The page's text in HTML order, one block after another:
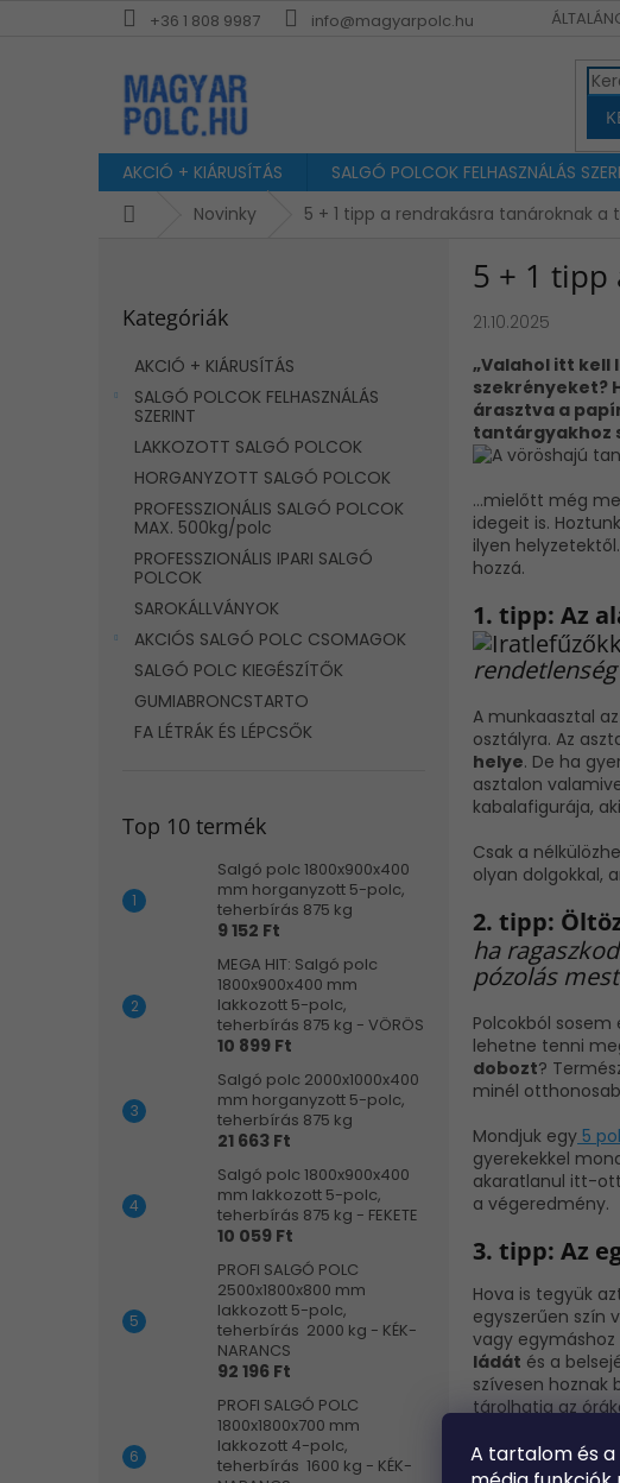
A tartalom és
+36 1 808 9987 info@magyarpolc.hu
AKCIÓ + KIÁRUSÍTÁS SALGÓ POLCOK FELHASZNÁLÁS
KezdőlapNovinky 5 + 1 tipp a rendrakásra tanároknak a
átugrása
Kategóriák
AKCIÓ + KIÁRUSÍTÁS
SALGÓ POLCOK FELHASZNÁLÁS
SZERINT
LAKKOZOTT SALGÓ POLCOK
HORGANYZOTT SALGÓ POLCOK
PROFESSZIONÁLIS SALGÓ POLCOK
MAX. 500kg/polc
PROFESSZIONÁLIS IPARI SALGÓ
POLCOK
SAROKÁLLVÁNYOK
AKCIÓS SALGÓ POLC CSOMAGOK
SALGÓ POLC KIEGÉSZÍTŐK
GUMIABRONCSTARTO
FA LÉTRÁK ÉS LÉPCSŐK
Top 10 termék
Salgó polc 1800x900x400
mm horganyzott 5-polc,
teherbírás 875 kg
9 152 Ft
MEGA HIT: Salgó polc
1800x900x400 mm
lakkozott 5-polc,
teherbírás 875 kg - VÖRÖS
10 899 Ft
Salgó polc 2000x1000x400
mm horganyzott 5-polc,
teherbírás 875 kg
21 663 Ft
Salgó polc 1800x900x400
mm lakkozott 5-polc,
teherbírás 875 kg - FEKETE
10 059 Ft
PROFI SALGÓ POLC
2500x1800x800 mm
lakkozott 5-polc,
teherbírás 2000 kg - KÉK-
NARANCS
92 196 Ft
PROFI SALGÓ POLC
1800x1800x700 mm
lakkozott 4-polc,
teherbírás 1600 kg - KÉK-
5 + 1 tipp
21.10.2025
„Valahol itt kell
szekrényeket?
árasztva a
tantárgyakhoz
…mielőtt még
idegeit is. Hoztunk
ilyen
hozzá.
1. tipp: Az
A munkaasztal
osztályra. Az
helye. De ha
asztalon
kabalafigurája,
Csak a
olyan dolgokkal,
2. tipp:
ha
pózolás
Polcokból
lehetne tenni
dobozt?
minél
Mondjuk egy 5
gyerekekkel
akaratlanul itt-ott
a végeredmény.
3. tipp: Az
Hova is tegyük
egyszerűen szín
vagy
ládát és a
szívesen hoznak
tárolhatja az
munkasarka?